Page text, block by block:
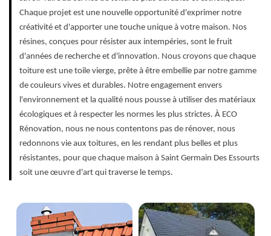
Chaque projet est une nouvelle opportunité d'exprimer notre
créativité et d'apporter une touche unique à votre maison. Nos
résines, conçues pour résister aux intempéries, sont le fruit
d'années de recherche et d'innovation. Nous croyons que chaque
toiture est une toile vierge, prête à être embellie par notre gamme
de couleurs vives et durables. Notre engagement envers
l'environnement et la qualité nous pousse à utiliser des matériaux
écologiques et à respecter les normes les plus strictes. À ECO
Rénovation, nous ne nous contentons pas de rénover, nous
redonnons vie aux toitures, en les rendant plus belles et plus
résistantes, pour que chaque maison à Saint Germain Des Essourts
soit une œuvre d'art qui traverse le temps.